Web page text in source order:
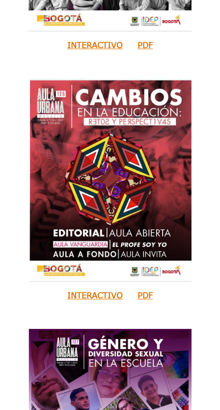
INTERACTIVO PDF
INTERACTIVO PDF